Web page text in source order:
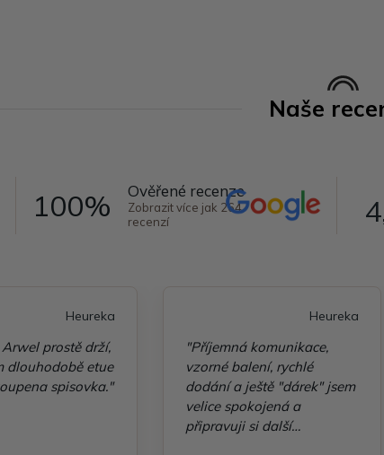
Naše
100% Ověřené recenze
Zobrazit více jak 264
recenzí
Heureka
prostě drží,
dlouhodobě etue
spisovka."
Heureka
"Příjemná komunikace,
vzorné balení, rychlé
dodání a ještě "dárek" jsem
velice spokojená a
připravuji si další